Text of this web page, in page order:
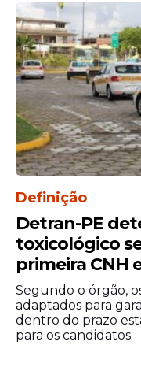
Definição
Detran-PE
toxicológico
primeira CNH
Segundo o órgão,
adaptados para
dentro do prazo
para os candidatos.